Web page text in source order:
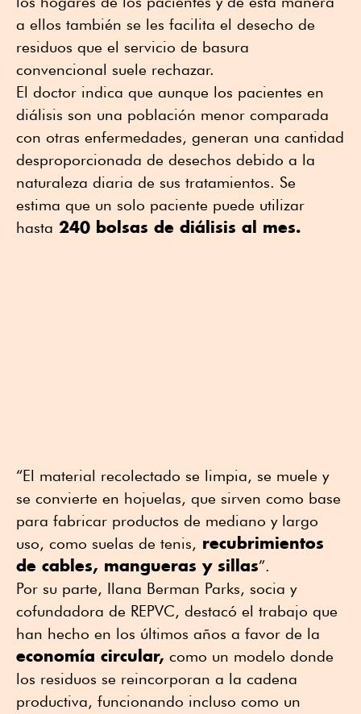
a ellos también se les facilita el desecho de
residuos que el servicio de basura
convencional suele rechazar.
El doctor indica que aunque los pacientes en
diálisis son una población menor comparada
con otras enfermedades, generan una cantidad
desproporcionada de desechos debido a la
naturaleza diaria de sus tratamientos. Se
estima que un solo paciente puede utilizar
hasta 240 bolsas de diálisis al mes.
“El material recolectado se limpia, se muele y
se convierte en hojuelas, que sirven como base
para fabricar productos de mediano y largo
uso, como suelas de tenis, recubrimientos
de cables, mangueras y sillas”.
Por su parte, Ilana Berman Parks, socia y
cofundadora de REPVC, destacó el trabajo que
han hecho en los últimos años a favor de la
economía circular, como un modelo donde
los residuos se reincorporan a la cadena
productiva, funcionando incluso como un